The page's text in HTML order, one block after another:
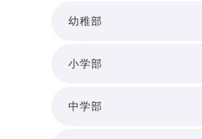
幼稚部
小学部
中学部